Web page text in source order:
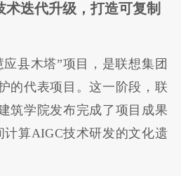
迭代升级，打造可复制
应县木塔”项目，是联想集团
的代表项目。这一阶段，联
筑学院发布完成了项目成果
算AIGC技术研发的文化遗